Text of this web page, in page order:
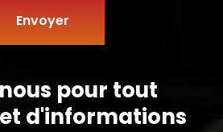
Envoyer
pour tout
d'informations